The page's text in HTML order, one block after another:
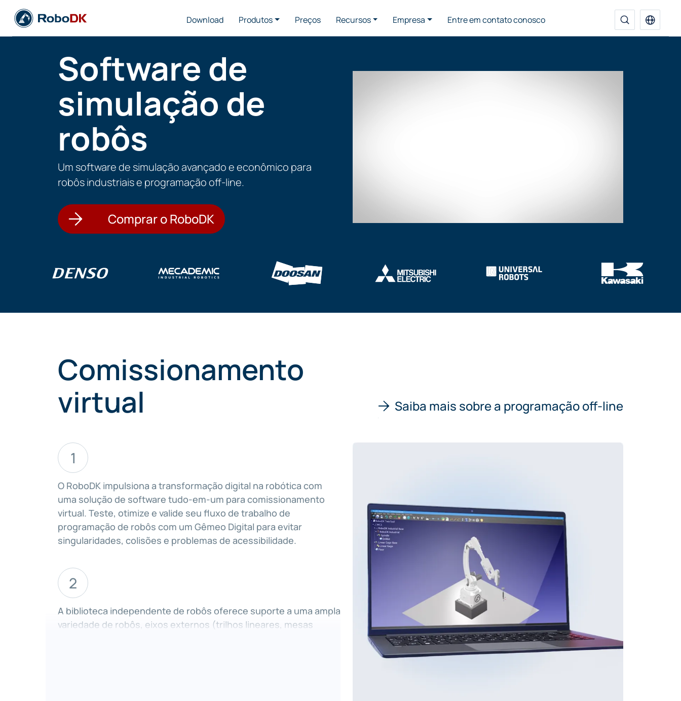
Download Produtos Preços Recursos Empresa Entre em contato conosco
Software de
simulação de
robôs
Um software de simulação avançado e econômico para
robôs industriais e programação off-line.
Comprar o RoboDK
Comissionamento
virtual
Saiba mais sobre a programação off-line
1
O RoboDK impulsiona a transformação digital na robótica com
uma solução de software tudo-em-um para comissionamento
virtual. Teste, otimize e valide seu fluxo de trabalho de
programação de robôs com um Gêmeo Digital para evitar
singularidades, colisões e problemas de acessibilidade.
2
A biblioteca independente de robôs oferece suporte a uma ampla
variedade de robôs, eixos externos (trilhos lineares, mesas